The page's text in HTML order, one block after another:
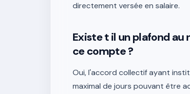
directement versée en salaire.
Existe t il un plafond
ce compte ?
Oui, l'accord collectif ayant
maximal de jours pouvant être